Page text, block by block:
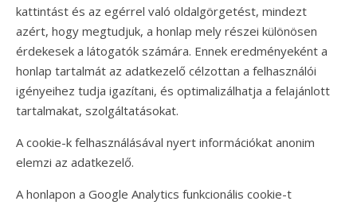
kattintást és az egérrel való oldalgörgetést, mindezt
azért, hogy megtudjuk, a honlap mely részei különösen
érdekesek a látogatók számára. Ennek eredményeként a
honlap tartalmát az adatkezelő célzottan a felhasználói
igényeihez tudja igazítani, és optimalizálhatja a felajánlott
tartalmakat, szolgáltatásokat.
A cookie-k felhasználásával nyert információkat anonim
elemzi az adatkezelő.
A honlapon a Google Analytics funkcionális cookie-t